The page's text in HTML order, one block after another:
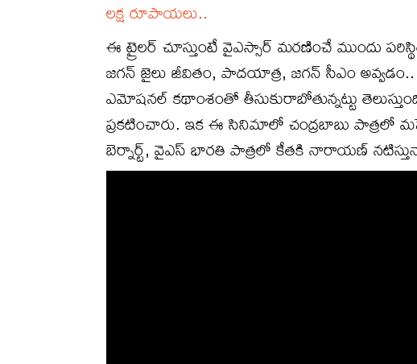
లక్ష రూపాయలు..
ఈ ట్రైలర్ చూస్తుంటే వైఎస్సార్ మరణించే ముందు
జగన్ జైలు జీవితం, పాదయాత్ర, జగన్ సీఎం
ఎమోషనల్ కథాంశంతో తీసుకురాబోతున్నట్టు
ప్రకటించారు. ఇక ఈ సినిమాలో చంద్రబాబు పాత్రలో
బెర్నార్ట్, వైఎస్ భారతి పాత్రలో కేతకి నారాయణ్